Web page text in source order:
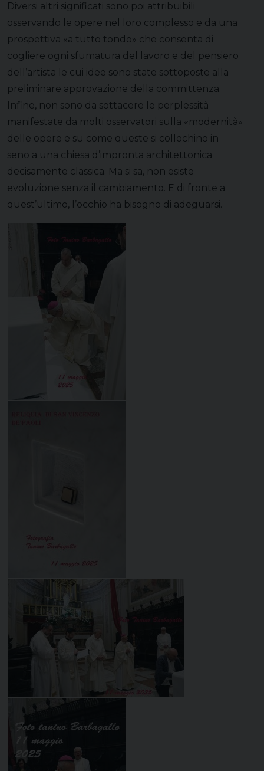
Diversi altri significati sono poi attribuibili
osservando le opere nel loro complesso e da una
prospettiva «a tutto tondo» che consenta di
cogliere ogni sfumatura del lavoro e del pensiero
dell’artista le cui idee sono state sottoposte alla
preliminare approvazione della committenza.
Infine, non sono da sottacere le perplessità
manifestate da molti osservatori sulla «modernità»
delle opere e su come queste si collochino in
seno a una chiesa d’impronta architettonica
decisamente classica. Ma si sa, non esiste
evoluzione senza il cambiamento. E di fronte a
quest’ultimo, l’occhio ha bisogno di adeguarsi.